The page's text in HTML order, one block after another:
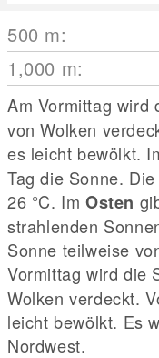
500 m:
1,000 m:
Am Vormittag wird
von Wolken
es leicht bewölkt.
Tag die Sonne.
26 °C. ImOsten
strahlenden
Sonne teilweise
Vormittag wird die
Wolken verdeckt.
leicht bewölkt. Es
Nordwest.